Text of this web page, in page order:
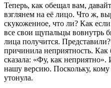
Теперь, как обещал вам,
взглянем на её лицо. Что ж,
скукоженное, что ли? Как
все свои щупальцы вовнутрь
лица получится.
причинила неприятность. Как
сказала: «Фу, как
нашу версию. Поскольку,
утонула.